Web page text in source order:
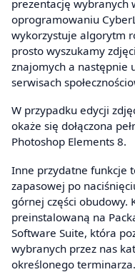
prezentację wybranych
oprogramowaniu
wykorzystuje algorytm
prosto wyszukamy
znajomych a następnie
serwisach
W przypadku edycji
okaże się dołączona
Photoshop Elements 8.
Inne przydatne funkcje
zapasowej po
górnej części obudowy.
preinstalowaną na
Software Suite, która
wybranych przez nas
określonego terminarza.